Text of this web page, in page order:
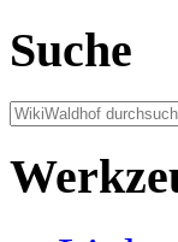
Suche